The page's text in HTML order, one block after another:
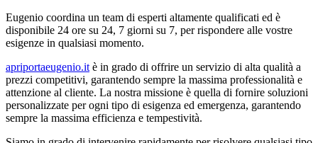
Eugenio coordina un team di esperti altamente qualificati ed è
disponibile 24 ore su 24, 7 giorni su 7, per rispondere alle vostre
esigenze in qualsiasi momento.
apriportaeugenio.it è in grado di offrire un servizio di alta qualità a
prezzi competitivi, garantendo sempre la massima professionalità e
attenzione al cliente. La nostra missione è quella di fornire soluzioni
personalizzate per ogni tipo di esigenza ed emergenza, garantendo
sempre la massima efficienza e tempestività.